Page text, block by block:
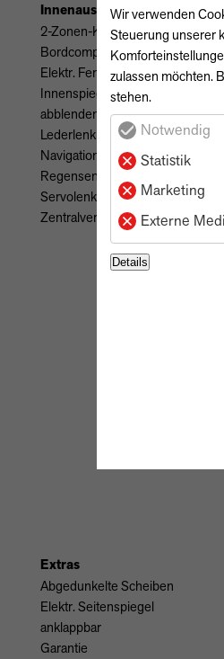
Innenausstattung
2-Zonen-Klimaautomatik
Bordcomputer
Elektr. Fensterheber
Innenspiegel autom.
abblendend
Lederlenkrad
Navigationssystem
Regensensor
Servolenkung
Zentralverriegelung
Extras
Abgedunkelte Scheiben
Elektr. Seitenspiegel
anklappbar
Garantie
Wir verwenden
Steuerung unserer
zulassen möchten.
stehen.
Notwendig
Statistik
Marketing
Externe
Details